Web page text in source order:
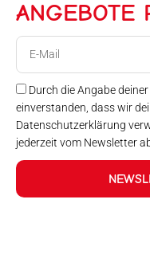
ANGEBOTE
Durch die Angabe
einverstanden, dass wir
Datenschutzerklärung
jederzeit vom Newsletter